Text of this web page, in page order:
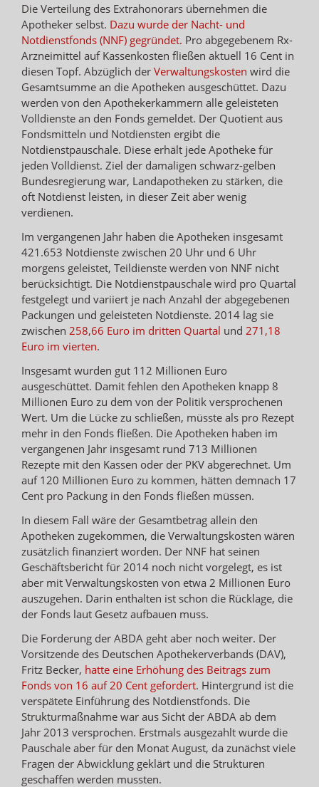
Die Verteilung des Extrahonorars übernehmen die
Apotheker selbst. Dazu wurde der Nacht- und
Notdienstfonds (NNF) gegründet. Pro abgegebenem Rx-
Arzneimittel auf Kassenkosten fließen aktuell 16 Cent in
diesen Topf. Abzüglich der Verwaltungskosten wird die
Gesamtsumme an die Apotheken ausgeschüttet. Dazu
werden von den Apothekerkammern alle geleisteten
Volldienste an den Fonds gemeldet. Der Quotient aus
Fondsmitteln und Notdiensten ergibt die
Notdienstpauschale. Diese erhält jede Apotheke für
jeden Volldienst. Ziel der damaligen schwarz-gelben
Bundesregierung war, Landapotheken zu stärken, die
oft Notdienst leisten, in dieser Zeit aber wenig
verdienen.
Im vergangenen Jahr haben die Apotheken insgesamt
421.653 Notdienste zwischen 20 Uhr und 6 Uhr
morgens geleistet, Teildienste werden von NNF nicht
berücksichtigt. Die Notdienstpauschale wird pro Quartal
festgelegt und variiert je nach Anzahl der abgegebenen
Packungen und geleisteten Notdienste. 2014 lag sie
zwischen 258,66 Euro im dritten Quartal und 271,18
Euro im vierten.
Insgesamt wurden gut 112 Millionen Euro
ausgeschüttet. Damit fehlen den Apotheken knapp 8
Millionen Euro zu dem von der Politik versprochenen
Wert. Um die Lücke zu schließen, müsste als pro Rezept
mehr in den Fonds fließen. Die Apotheken haben im
vergangenen Jahr insgesamt rund 713 Millionen
Rezepte mit den Kassen oder der PKV abgerechnet. Um
auf 120 Millionen Euro zu kommen, hätten demnach 17
Cent pro Packung in den Fonds fließen müssen.
In diesem Fall wäre der Gesamtbetrag allein den
Apotheken zugekommen, die Verwaltungskosten wären
zusätzlich finanziert worden. Der NNF hat seinen
Geschäftsbericht für 2014 noch nicht vorgelegt, es ist
aber mit Verwaltungskosten von etwa 2 Millionen Euro
auszugehen. Darin enthalten ist schon die Rücklage, die
der Fonds laut Gesetz aufbauen muss.
Die Forderung der ABDA geht aber noch weiter. Der
Vorsitzende des Deutschen Apothekerverbands (DAV),
Fritz Becker, hatte eine Erhöhung des Beitrags zum
Fonds von 16 auf 20 Cent gefordert. Hintergrund ist die
verspätete Einführung des Notdienstfonds. Die
Strukturmaßnahme war aus Sicht der ABDA ab dem
Jahr 2013 versprochen. Erstmals ausgezahlt wurde die
Pauschale aber für den Monat August, da zunächst viele
Fragen der Abwicklung geklärt und die Strukturen
geschaffen werden mussten.